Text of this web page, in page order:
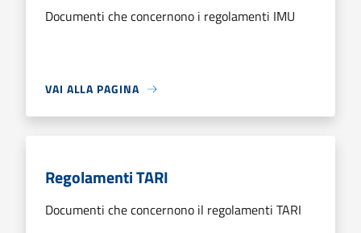
Documenti che concernono i regolamenti IMU
VAI ALLA PAGINA
Regolamenti TARI
Documenti che concernono il regolamenti TARI